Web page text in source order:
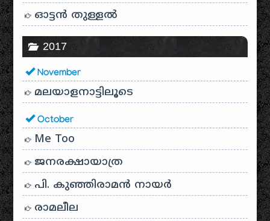
ഓട്ടൻ തുള്ളൽ
2017
November
മലയാളനാട്ടിലൂടെ
October
Me Too
ജനരക്ഷായാത്ര
പി. കുഞ്ഞിരാമൻ നായർ
രാമലീല